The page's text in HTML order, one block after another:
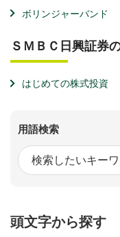
ボリンジャーバンド
ＳＭＢＣ日興証券
はじめての株式投資
用語検索
頭文字から探す